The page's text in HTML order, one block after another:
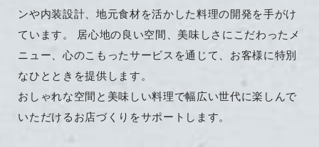
ンや内装設計、地元食材を活かした料理の開発を手がけ
ています。 居心地の良い空間、美味しさにこだわったメ
ニュー、心のこもったサービスを通じて、お客様に特別
なひとときを提供します。
おしゃれな空間と美味しい料理で幅広い世代に楽しんで
いただけるお店づくりをサポートします。